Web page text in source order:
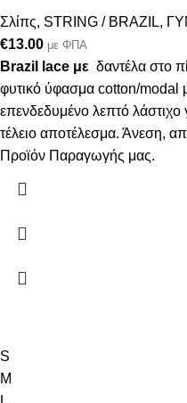
Σλίπς, STRING / BRAZIL,
€13.00 με ΦΠΑ
Brazil lace με δαντέλα στο
φυτικό ύφασμα cotton/
επενδεδυμένο λεπτό λάστιχο
τέλειο αποτέλεσμα. Άνεση,
Προϊόν Παραγωγής μας.
S
M